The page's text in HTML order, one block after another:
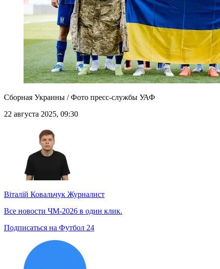
Сборная Украины / Фото пресс-службы УАФ
22 августа 2025, 09:30
Віталій Ковальчук Журналист
Все новости ЧМ-2026 в один клик.
Подписаться на Футбол 24